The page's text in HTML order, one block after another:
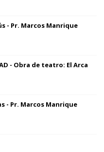
- Pr. Marcos Manrique
- Obra de teatro: El Arca
- Pr. Marcos Manrique